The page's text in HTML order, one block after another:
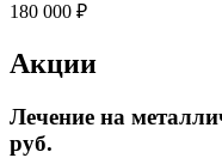
180 000 ₽
Акции
Лечение на
руб.